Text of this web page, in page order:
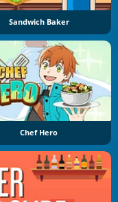
Sandwich Baker
Chef Hero